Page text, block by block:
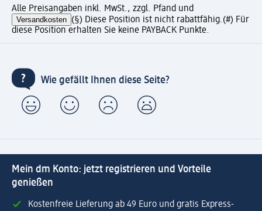
Alle Preisangaben inkl. MwSt., zzgl. Pfand und
Versandkosten (§) Diese Position ist nicht rabattfähig.(#) Für
diese Position erhalten Sie keine PAYBACK Punkte.
Wie gefällt Ihnen diese Seite?
Mein dm Konto: jetzt registrieren und Vorteile
genießen
Kostenfreie Lieferung ab 49 Euro und gratis Express-